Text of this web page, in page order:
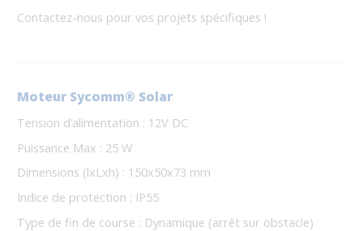
Contactez-nous pour vos projets spécifiques !
Moteur Sycomm® Solar
Tension d’alimentation : 12V DC
Puissance Max : 25 W
Dimensions (lxLxh) : 150x50x73 mm
Indice de protection : IP55
Type de fin de course : Dynamique (arrêt sur obstacle)